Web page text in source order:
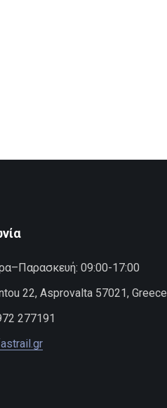
09:00-17:00
22, Asprovalta 57021, Greece
277191